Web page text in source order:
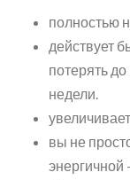
полностью
действует
потерять
недели.
вы не
энергичной